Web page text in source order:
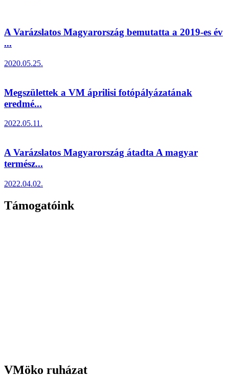
A Varázslatos Magyarország bemutatta a 2019-es év
...
2020.05.25.
Megszülettek a VM áprilisi fotópályázatának
eredmé...
2022.05.11.
A Varázslatos Magyarország átadta A magyar
termész...
2022.04.02.
Támogatóink
VMöko ruházat